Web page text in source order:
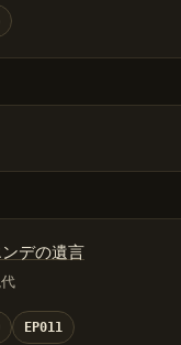
デの遺言
EP011